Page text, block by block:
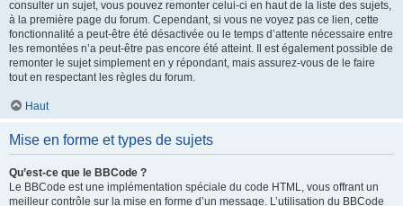
consulter un sujet, vous pouvez remonter celui-ci en haut de la liste des sujets,
à la première page du forum. Cependant, si vous ne voyez pas ce lien, cette
fonctionnalité a peut-être été désactivée ou le temps d’attente nécessaire entre
les remontées n’a peut-être pas encore été atteint. Il est également possible de
remonter le sujet simplement en y répondant, mais assurez-vous de le faire
tout en respectant les règles du forum.
Haut
Mise en forme et types de sujets
Qu’est-ce que le BBCode ?
Le BBCode est une implémentation spéciale du code HTML, vous offrant un
meilleur contrôle sur la mise en forme d’un message. L’utilisation du BBCode